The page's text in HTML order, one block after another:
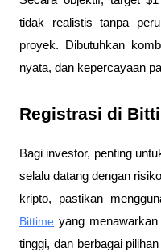
tidak realistis tanpa
proyek. Dibutuhkan
nyata, dan kepercayaan
Registrasi di
Bagi investor, penting
selalu datang dengan
Bittime yang
tinggi, dan berbagai